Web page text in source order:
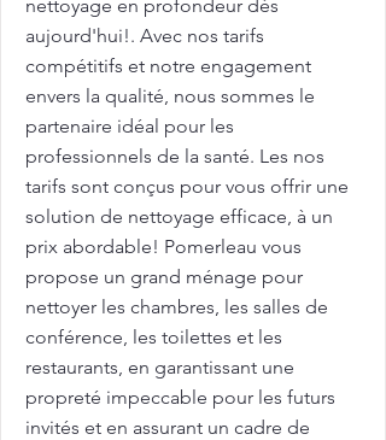
nettoyage en profondeur dès
aujourd'hui!. Avec nos tarifs
compétitifs et notre engagement
envers la qualité, nous sommes le
partenaire idéal pour les
professionnels de la santé. Les nos
tarifs sont conçus pour vous offrir une
solution de nettoyage efficace, à un
prix abordable! Pomerleau vous
propose un grand ménage pour
nettoyer les chambres, les salles de
conférence, les toilettes et les
restaurants, en garantissant une
propreté impeccable pour les futurs
invités et en assurant un cadre de